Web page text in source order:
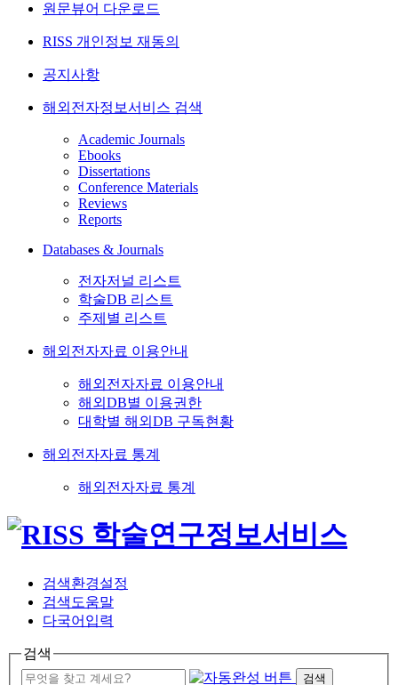
원문뷰어 다운로드
RISS 개인정보 재동의
공지사항
해외전자정보서비스 검색
Academic Journals
Ebooks
Dissertations
Conference Materials
Reviews
Reports
Databases & Journals
전자저널 리스트
학술DB 리스트
주제별 리스트
해외전자자료 이용안내
해외전자자료 이용안내
해외DB별 이용권한
대학별 해외DB 구독현황
해외전자자료 통계
해외전자자료 통계
검색환경설정
검색도움말
다국어입력
검색
검색